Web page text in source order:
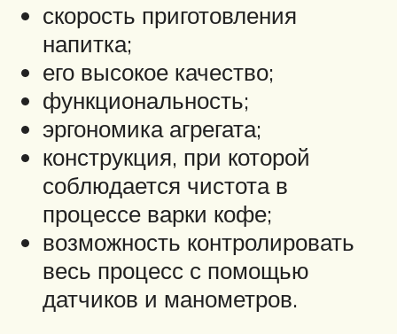
скорость приготовления
напитка;
его высокое качество;
функциональность;
эргономика агрегата;
конструкция, при которой
соблюдается чистота в
процессе варки кофе;
возможность контролировать
весь процесс с помощью
датчиков и манометров.